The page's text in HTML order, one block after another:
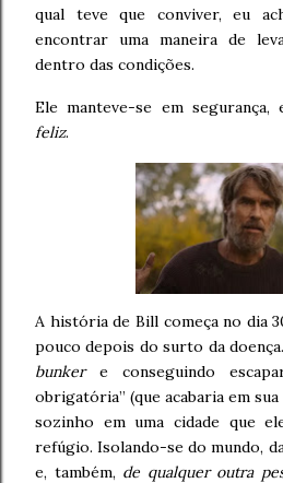
qual teve que conviver, eu
encontrar uma maneira de
dentro das condições.
Ele manteve-se em segurança,
feliz.
A história de Bill começa no dia
pouco depois do surto da
bunkere conseguindo
obrigatória” (que acabaria em
sozinho em uma cidade que
refúgio. Isolando-se do mundo,
e, também, de qualquer outra